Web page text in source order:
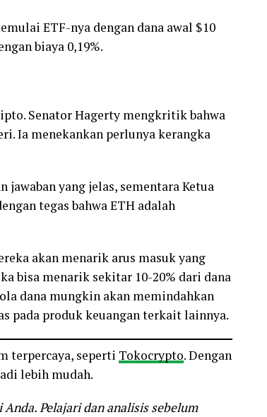
ETF-nya dengan dana awal $10
biaya 0,19%.
Senator Hagerty mengkritik bahwa
Ia menekankan perlunya kerangka
yang jelas, sementara Ketua
tegas bahwa ETH adalah
akan menarik arus masuk yang
bisa menarik sekitar 10-20% dari dana
dana mungkin akan memindahkan
pada produk keuangan terkait lainnya.
terpercaya, seperti Tokocrypto. Dengan
lebih mudah.
Pelajari dan analisis sebelum